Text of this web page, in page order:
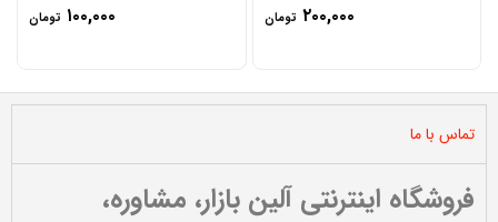
نام*
۲۰۰,۰۰۰ تومان ۱۰۰,۰۰۰ تومان
تماس با ما
فروشگاه اینترنتی آلین بازار، مشاوره،